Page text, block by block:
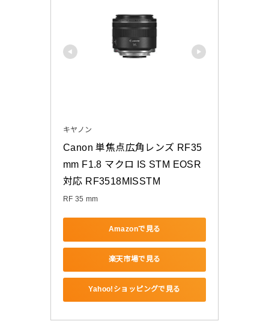
キヤノン
Canon 単焦点広角レンズ RF35
mm F1.8 マクロ IS STM EOSR
対応 RF3518MISSTM
RF 35 mm
Amazonで見る
楽天市場で見る
Yahoo!ショッピングで見る